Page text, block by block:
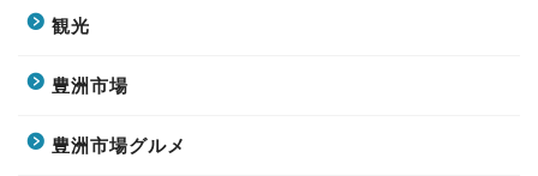
観光
豊洲市場
豊洲市場グルメ